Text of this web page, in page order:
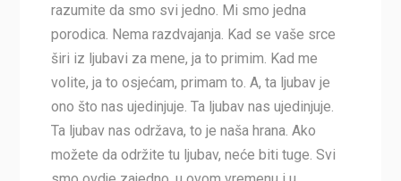
razumite da smo svi jedno. Mi smo jedna
porodica. Nema razdvajanja. Kad se vaše srce
širi iz ljubavi za mene, ja to primim. Kad me
volite, ja to osjećam, primam to. A, ta ljubav je
ono što nas ujedinjuje. Ta ljubav nas ujedinjuje.
Ta ljubav nas održava, to je naša hrana. Ako
možete da održite tu ljubav, neće biti tuge. Svi